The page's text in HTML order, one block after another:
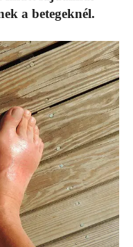
a betegeknél.